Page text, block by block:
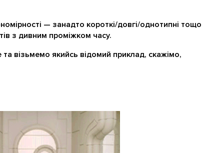
— занадто короткі/довгі/однотипні тощо
з дивним проміжком часу.
візьмемо якийсь відомий приклад, скажімо,